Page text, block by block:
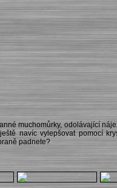
muchomůrky, odolávající
navíc vylepšovat pomocí
padnete?